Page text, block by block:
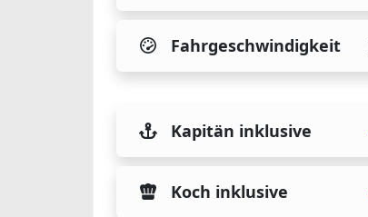
Fahrgeschwindigkeit
Kapitän inklusive
Koch inklusive